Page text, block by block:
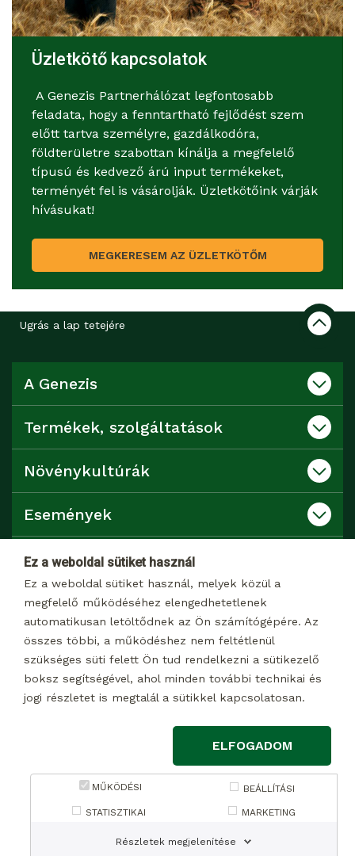
Ez a weboldal sütiket használ
Ez a weboldal sütiket használ, melyek közül a
megfelelő működéséhez elengedhetetlenek
automatikusan letöltődnek az Ön számítógépére. Az
összes többi, a működéshez nem feltétlenül
szükséges süti felett Ön tud rendelkezni a sütikezelő
boksz segítségével, ahol minden további technikai és
jogi részletet is megtalál a sütikkel kapcsolatosan.
ELFOGADOM
MŰKÖDÉSI BEÁLLÍTÁSI
STATISZTIKAI MARKETING
Részletek megjelenítése
Üzletkötő kapcsolatok
A Genezis Partnerhálózat legfontosabb
feladata, hogy a fenntartható fejlődést szem
előtt tartva személyre, gazdálkodóra,
földterületre szabottan kínálja a megfelelő
típusú és kedvező árú input termékeket,
terményét fel is vásárolják. Üzletkötőink várják
hívásukat!
MEGKERESEM AZ ÜZLETKÖTŐM
Ugrás a lap tetejére
A Genezis
Termékek, szolgáltatások
Növénykultúrák
Események
Katalógusok
Kapcsolat
Dokumentumtár
© 2026 Minden jog fenntartva
Impresszum
Adatkezelési tájékoztató marketing célú adatkezelésről
Adatkezelési tájékoztató weboldalon keresztül, a
adatkezelés kapcsán